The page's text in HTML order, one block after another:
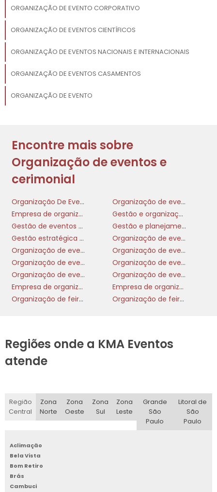
ORGANIZAÇÃO DE EVENTO CORPORATIVO
ORGANIZAÇÃO DE EVENTOS CIENTÍFICOS
ORGANIZAÇÃO DE EVENTOS NACIONAIS E INTERNACIONAIS
ORGANIZAÇÃO DE EVENTOS CASAMENTOS
ORGANIZAÇÃO DE EVENTO
Encontre mais sobre
Organização de eventos e
cerimonial
Organização De Evento
Organização de evento corporativo
Empresa de organizacao de eventos
Gestão e organização de eventos
Gestão de eventos e cerimonial
Gestão e planejamento de eventos
Gestão estratégica de eventos
Organização de eventos casamentos
Organização de eventos científicos
Organização de eventos culturais
Organização de eventos e cerimonial
Organização de eventos institucionais
Organização de eventos internacionais
Organização de eventos nacionais e internacionais
Empresa de organização de eventos esportivos
Empresa de organização de festas
Organização de feiras
Organização de feiras e eventos
Regiões onde a KMA Eventos
atende
Região
Central
Zona
Norte
Zona
Oeste
Zona
Sul
Zona
Leste
Grande
São
Paulo
Litoral de
São
Paulo
Aclimação
Bela Vista
Bom Retiro
Brás
Cambuci